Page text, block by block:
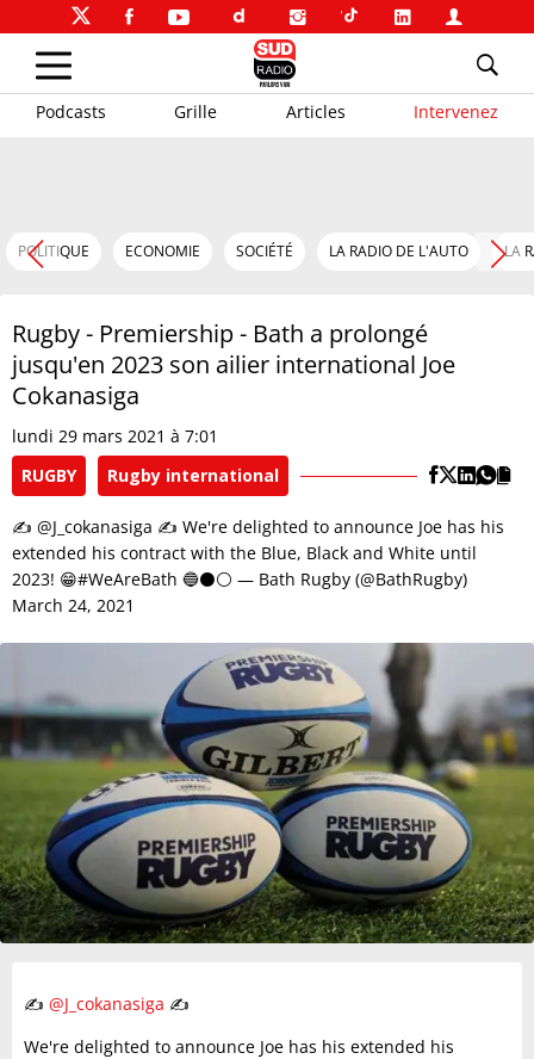
Podcasts Grille Articles Intervenez
POLITIQUE ECONOMIE SOCIÉTÉ LA RADIO DE L'AUTO LA
Rugby - Premiership - Bath a prolongé
jusqu'en 2023 son ailier international Joe
Cokanasiga
lundi 29 mars 2021 à 7:01
RUGBY
Rugby international
✍️ @J_cokanasiga ✍️ We're delighted to announce Joe has his
extended his contract with the Blue, Black and White until
2023! 😁#WeAreBath 🔵⚫️⚪️ — Bath Rugby (@BathRugby)
March 24, 2021
✍️ @J_cokanasiga ✍️
We're delighted to announce Joe has his extended his